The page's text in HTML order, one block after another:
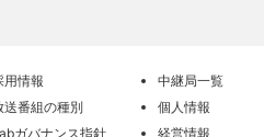
用情報 中継局一覧
送番組の種別 個人情報
ガバナンス指針 経営情報